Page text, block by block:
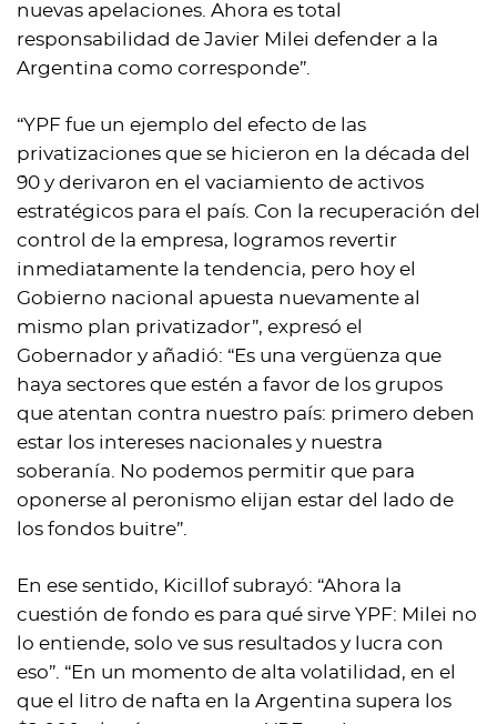
nuevas apelaciones. Ahora es total
responsabilidad de Javier Milei defender a la
Argentina como corresponde”.
“YPF fue un ejemplo del efecto de las
privatizaciones que se hicieron en la década del
´90 y derivaron en el vaciamiento de activos
estratégicos para el país. Con la recuperación del
control de la empresa, logramos revertir
inmediatamente la tendencia, pero hoy el
Gobierno nacional apuesta nuevamente al
mismo plan privatizador”, expresó el
Gobernador y añadió: “Es una vergüenza que
haya sectores que estén a favor de los grupos
que atentan contra nuestro país: primero deben
estar los intereses nacionales y nuestra
soberanía. No podemos permitir que para
oponerse al peronismo elijan estar del lado de
los fondos buitre”.
En ese sentido, Kicillof subrayó: “Ahora la
cuestión de fondo es para qué sirve YPF: Milei no
lo entiende, solo ve sus resultados y lucra con
eso”. “En un momento de alta volatilidad, en el
que el litro de nafta en la Argentina supera los